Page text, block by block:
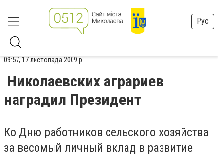
Рус
09:57, 17 листопада 2009 р.
Николаевских аграриев
наградил Президент
Ко Дню работников сельского хозяйства
за весомый личный вклад в развитие